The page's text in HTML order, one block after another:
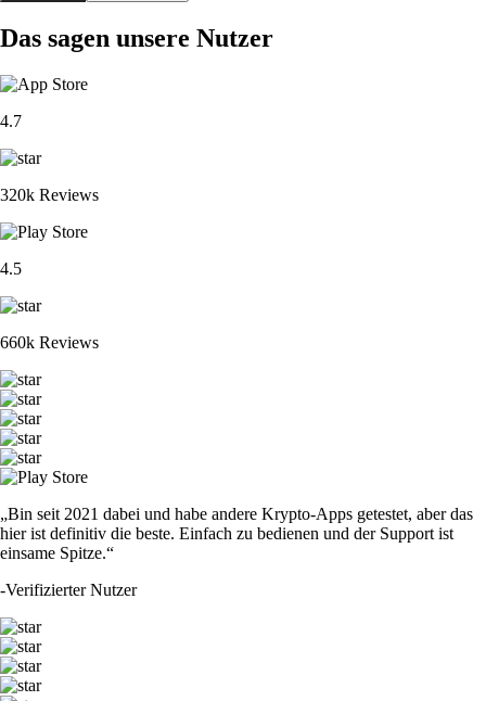
Das sagen unsere Nutzer
4.7
320k Reviews
4.5
660k Reviews
„Bin seit 2021 dabei und habe andere Krypto-Apps getestet, aber das
hier ist definitiv die beste. Einfach zu bedienen und der Support ist
einsame Spitze.“
-Verifizierter Nutzer